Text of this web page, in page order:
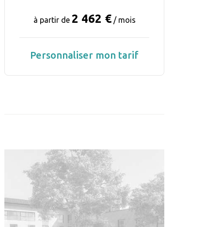
à partir de 2 462 € / mois
Personnaliser mon tarif